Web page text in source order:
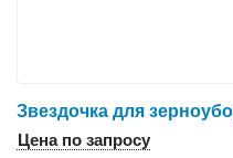
Цена по запросу